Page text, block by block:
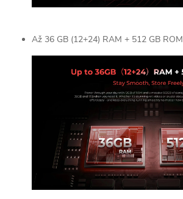
Až 36 GB (12+24) RAM + 512 GB ROM